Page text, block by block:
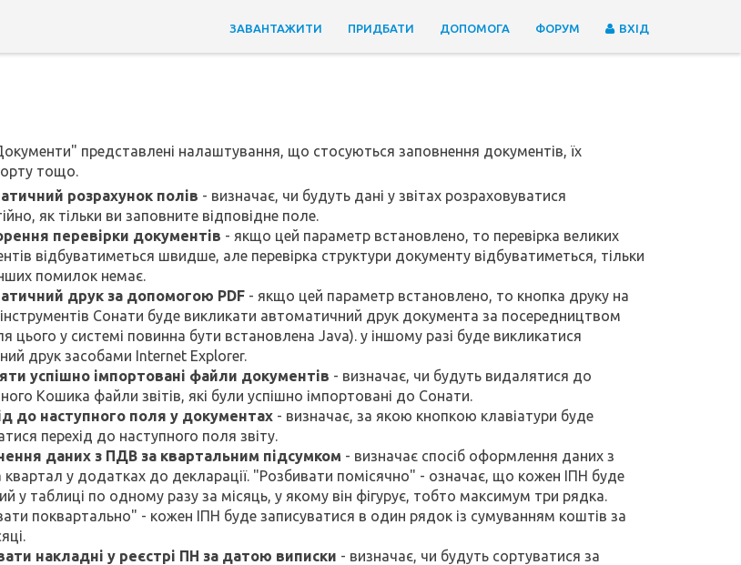
ЗАВАНТАЖИТИ ПРИДБАТИ ДОПОМОГА ФОРУМ ВХІД
представлені налаштування, що стосуються заповнення документів, їх
тощо.
розрахунок полів - визначає, чи будуть дані у звітах розраховуватися
як тільки ви заповните відповідне поле.
перевірки документів - якщо цей параметр встановлено, то перевірка великих
відбуватиметься швидше, але перевірка структури документу відбуватиметься, тільки
помилок немає.
друк за допомогою PDF- якщо цей параметр встановлено, то кнопка друку на
інструментів Сонати буде викликати автоматичний друк документа за посередництвом
цього у системі повинна бути встановлена Java). у іншому разі буде викликатися
друк засобами Internet Explorer.
успішно імпортовані файли документів - визначає, чи будуть видалятися до
Кошика файли звітів, які були успішно імпортовані до Сонати.
до наступного поля у документах- визначає, за якою кнопкою клавіатури буде
перехід до наступного поля звіту.
даних з ПДВ за квартальним підсумком - визначає спосіб оформлення даних з
у додатках до декларації. "Розбивати помісячно" - означає, що кожен ІПН буде
у таблиці по одному разу за місяць, у якому він фігурує, тобто максимум три рядка.
поквартально" - кожен ІПН буде записуватися в один рядок із сумуванням коштів за
накладні у реєстрі ПН за датою виписки - визначає, чи будуть сортуватися за